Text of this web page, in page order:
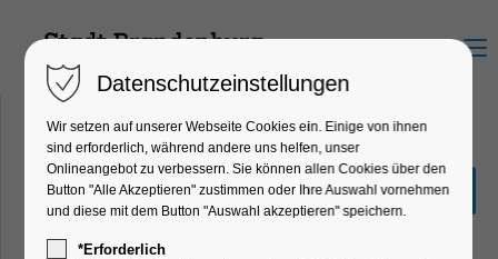
Menu
Meine Heimatstadt -
Brandenburg an der Havel
Bildung, Vortrag, Kinder, Jugend,
Datenschutzeinstellungen
Wir setzen auf unserer Webseite Cookies ein. Einige von ihnen
sind erforderlich, während andere uns helfen, unser
Onlineangebot zu verbessern. Sie können allen Cookies über den
Button "Alle Akzeptieren" zustimmen oder Ihre Auswahl vornehmen
und diese mit dem Button "Auswahl akzeptieren" speichern.
*Erforderlich